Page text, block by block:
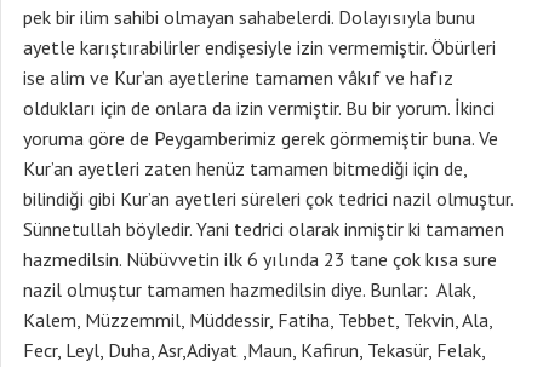
pek bir ilim sahibi olmayan sahabelerdi. Dolayısıyla bunu
ayetle karıştırabilirler endişesiyle izin vermemiştir. Öbürleri
ise alim ve Kur’an ayetlerine tamamen vâkıf ve hafız
oldukları için de onlara da izin vermiştir. Bu bir yorum. İkinci
yoruma göre de Peygamberimiz gerek görmemiştir buna. Ve
Kur’an ayetleri zaten henüz tamamen bitmediği için de,
bilindiği gibi Kur’an ayetleri süreleri çok tedrici nazil olmuştur.
Sünnetullah böyledir. Yani tedrici olarak inmiştir ki tamamen
hazmedilsin. Nübüvvetin ilk 6 yılında 23 tane çok kısa sure
nazil olmuştur tamamen hazmedilsin diye. Bunlar: Alak,
Kalem, Müzzemmil, Müddessir, Fatiha, Tebbet, Tekvin, Ala,
Fecr, Leyl, Duha, Asr,Adiyat ,Maun, Kafirun, Tekasür, Felak,